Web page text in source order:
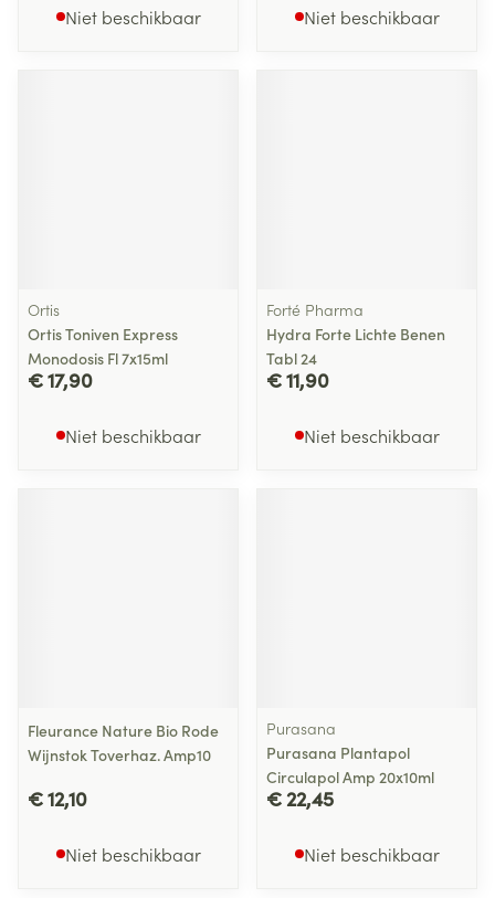
Niet beschikbaar Niet beschikbaar
Ortis
Ortis Toniven Express
Monodosis Fl 7x15ml
€ 17,90
Niet beschikbaar
Forté Pharma
Hydra Forte Lichte Benen
Tabl 24
€ 11,90
Niet beschikbaar
Fleurance Nature Bio Rode
Wijnstok Toverhaz. Amp10
€ 12,10
Niet beschikbaar
Purasana
Purasana Plantapol
Circulapol Amp 20x10ml
€ 22,45
Niet beschikbaar